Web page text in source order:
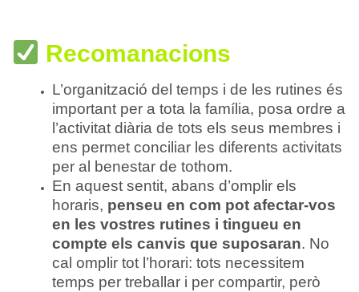
Recomanacions
L’organització del temps i de les rutines és
important per a tota la família, posa ordre a
l’activitat diària de tots els seus membres i
ens permet conciliar les diferents activitats
per al benestar de tothom.
En aquest sentit, abans d’omplir els
horaris, penseu en com pot afectar-vos
en les vostres rutines i tingueu en
compte els canvis que suposaran. No
cal omplir tot l’horari: tots necessitem
temps per treballar i per compartir, però